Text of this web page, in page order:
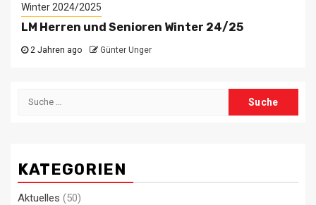
Winter 2024/2025
LM Herren und Senioren Winter 24/25
2 Jahren ago Günter Unger
Suche
KATEGORIEN
Aktuelles (50)